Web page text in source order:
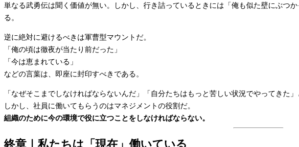
単なる武勇伝は聞く価値が無い。しかし、行き詰っているときには「俺も似た壁にぶつか
る。
逆に絶対に避けるべきは軍曹型マウントだ。
「俺の頃は徹夜が当たり前だった」
「今は恵まれている」
などの言葉は、即座に封印すべきである。
「なぜそこまでしなければならないんだ」「自分たちはもっと苦しい状況でやってきた」
しかし、社員に働いてもらうのはマネジメントの役割だ。
組織のために今の環境で役に立つことをしなければならない。
終章 私たちは「現在」働いている